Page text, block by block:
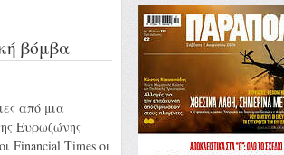
βόμβα
από μια
Ευρωζώνης
Financial Times οι